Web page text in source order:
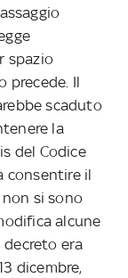
spazio
precede. Il
scaduto
la
del Codice
consentire il
si sono
alcune
decreto era
dicembre,